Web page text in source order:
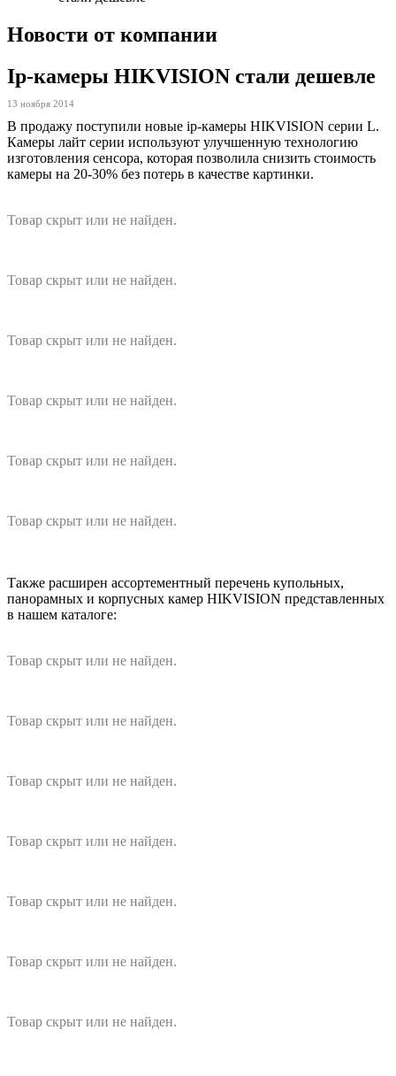
Новости от компании
Ip-камеры HIKVISION стали дешевле
13 ноября 2014
В продажу поступили новые ip-камеры HIKVISION серии L.
Камеры лайт серии используют улучшенную технологию
изготовления сенсора, которая позволила снизить стоимость
камеры на 20-30% без потерь в качестве картинки.
Товар скрыт или не найден.
Товар скрыт или не найден.
Товар скрыт или не найден.
Товар скрыт или не найден.
Товар скрыт или не найден.
Товар скрыт или не найден.
Также расширен ассортементный перечень купольных,
панорамных и корпусных камер HIKVISION представленных
в нашем каталоге:
Товар скрыт или не найден.
Товар скрыт или не найден.
Товар скрыт или не найден.
Товар скрыт или не найден.
Товар скрыт или не найден.
Товар скрыт или не найден.
Товар скрыт или не найден.